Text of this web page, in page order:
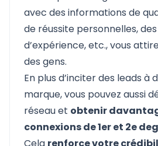
avec des informations de
de réussite personnelles,
d’expérience, etc., vous
des gens.
En plus d’inciter des leads à
marque, vous pouvez aussi
réseau et obtenir
connexions de 1er et 2e